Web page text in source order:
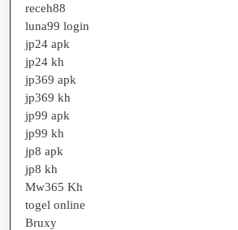
receh88
luna99 login
jp24 apk
jp24 kh
jp369 apk
jp369 kh
jp99 apk
jp99 kh
jp8 apk
jp8 kh
Mw365 Kh
togel online
Bruxy